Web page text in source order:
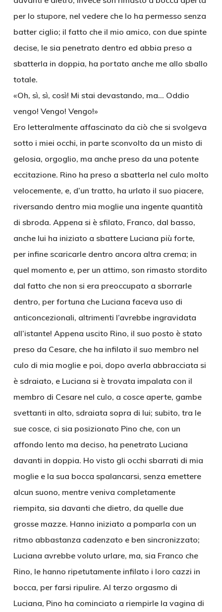
per lo stupore, nel vedere che lo ha permesso senza
batter ciglio; il fatto che il mio amico, con due spinte
decise, le sia penetrato dentro ed abbia preso a
sbatterla in doppia, ha portato anche me allo sballo
totale.
«Oh, sì, sì, così! Mi stai devastando, ma… Oddio
vengo! Vengo! Vengo!»
Ero letteralmente affascinato da ciò che si svolgeva
sotto i miei occhi, in parte sconvolto da un misto di
gelosia, orgoglio, ma anche preso da una potente
eccitazione. Rino ha preso a sbatterla nel culo molto
velocemente, e, d’un tratto, ha urlato il suo piacere,
riversando dentro mia moglie una ingente quantità
di sbroda. Appena si è sfilato, Franco, dal basso,
anche lui ha iniziato a sbattere Luciana più forte,
per infine scaricarle dentro ancora altra crema; in
quel momento e, per un attimo, son rimasto stordito
dal fatto che non si era preoccupato a sborrarle
dentro, per fortuna che Luciana faceva uso di
anticoncezionali, altrimenti l’avrebbe ingravidata
all’istante! Appena uscito Rino, il suo posto è stato
preso da Cesare, che ha infilato il suo membro nel
culo di mia moglie e poi, dopo averla abbracciata si
è sdraiato, e Luciana si è trovata impalata con il
membro di Cesare nel culo, a cosce aperte, gambe
svettanti in alto, sdraiata sopra di lui; subito, tra le
sue cosce, ci sia posizionato Pino che, con un
affondo lento ma deciso, ha penetrato Luciana
davanti in doppia. Ho visto gli occhi sbarrati di mia
moglie e la sua bocca spalancarsi, senza emettere
alcun suono, mentre veniva completamente
riempita, sia davanti che dietro, da quelle due
grosse mazze. Hanno iniziato a pomparla con un
ritmo abbastanza cadenzato e ben sincronizzato;
Luciana avrebbe voluto urlare, ma, sia Franco che
Rino, le hanno ripetutamente infilato i loro cazzi in
bocca, per farsi ripulire. Al terzo orgasmo di
Luciana, Pino ha cominciato a riempirle la vagina di